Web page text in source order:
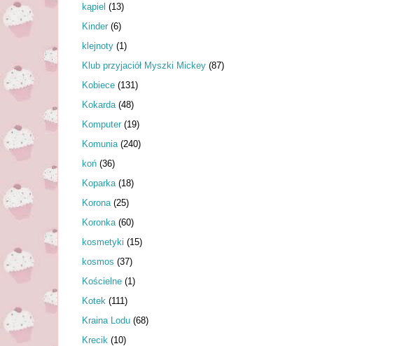
kąpiel (13)
Kinder (6)
klejnoty (1)
Klub przyjaciół Myszki Mickey (87)
Kobiece (131)
Kokarda (48)
Komputer (19)
Komunia (240)
koń (36)
Koparka (18)
Korona (25)
Koronka (60)
kosmetyki (15)
kosmos (37)
Kościelne (1)
Kotek (111)
Kraina Lodu (68)
Krecik (10)